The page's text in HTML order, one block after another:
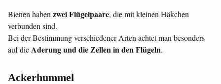
Bienen haben zwei Flügelpaare, die mit kleinen Häkchen
verbunden sind.
Bei der Bestimmung verschiedener Arten achtet man besonders
auf dieAderung und die Zellen in den Flügeln.
Ackerhummel